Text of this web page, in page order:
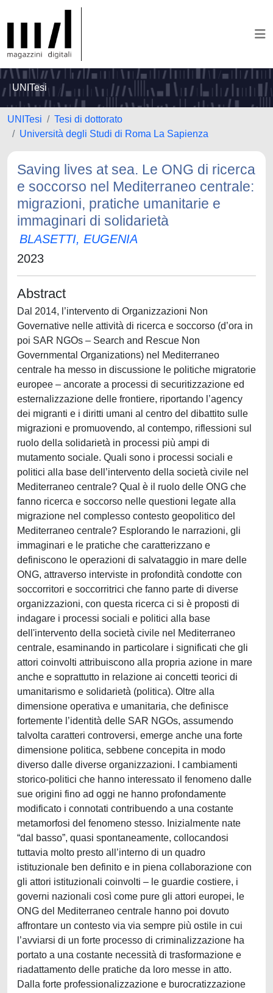
UNITesi
UNITesi
Tesi di dottorato
Università degli Studi di Roma La Sapienza
Saving lives at sea. Le ONG di ricerca
e soccorso nel Mediterraneo centrale:
migrazioni, pratiche umanitarie e
immaginari di solidarietà
BLASETTI, EUGENIA
2023
Abstract
Dal 2014, l’intervento di Organizzazioni Non
Governative nelle attività di ricerca e soccorso (d’ora in
poi SAR NGOs – Search and Rescue Non
Governmental Organizations) nel Mediterraneo
centrale ha messo in discussione le politiche migratorie
europee – ancorate a processi di securitizzazione ed
esternalizzazione delle frontiere, riportando l’agency
dei migranti e i diritti umani al centro del dibattito sulle
migrazioni e promuovendo, al contempo, riflessioni sul
ruolo della solidarietà in processi più ampi di
mutamento sociale. Quali sono i processi sociali e
politici alla base dell’intervento della società civile nel
Mediterraneo centrale? Qual è il ruolo delle ONG che
fanno ricerca e soccorso nelle questioni legate alla
migrazione nel complesso contesto geopolitico del
Mediterraneo centrale? Esplorando le narrazioni, gli
immaginari e le pratiche che caratterizzano e
definiscono le operazioni di salvataggio in mare delle
ONG, attraverso interviste in profondità condotte con
soccorritori e soccorritrici che fanno parte di diverse
organizzazioni, con questa ricerca ci si è proposti di
indagare i processi sociali e politici alla base
dell'intervento della società civile nel Mediterraneo
centrale, esaminando in particolare i significati che gli
attori coinvolti attribuiscono alla propria azione in mare
anche e soprattutto in relazione ai concetti teorici di
umanitarismo e solidarietà (politica). Oltre alla
dimensione operativa e umanitaria, che definisce
fortemente l’identità delle SAR NGOs, assumendo
talvolta caratteri controversi, emerge anche una forte
dimensione politica, sebbene concepita in modo
diverso dalle diverse organizzazioni. I cambiamenti
storico-politici che hanno interessato il fenomeno dalle
sue origini fino ad oggi ne hanno profondamente
modificato i connotati contribuendo a una costante
metamorfosi del fenomeno stesso. Inizialmente nate
“dal basso”, quasi spontaneamente, collocandosi
tuttavia molto presto all’interno di un quadro
istituzionale ben definito e in piena collaborazione con
gli attori istituzionali coinvolti – le guardie costiere, i
governi nazionali così come pure gli attori europei, le
ONG del Mediterraneo centrale hanno poi dovuto
affrontare un contesto via via sempre più ostile in cui
l’avviarsi di un forte processo di criminalizzazione ha
portato a una costante necessità di trasformazione e
riadattamento delle pratiche da loro messe in atto.
Dalla forte professionalizzazione e burocratizzazione